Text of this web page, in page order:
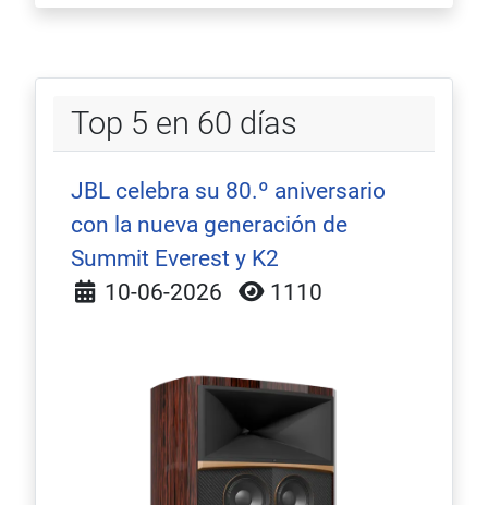
Top 5 en 60 días
JBL celebra su 80.º aniversario
con la nueva generación de
Summit Everest y K2
Detalles
10-06-2026 1110